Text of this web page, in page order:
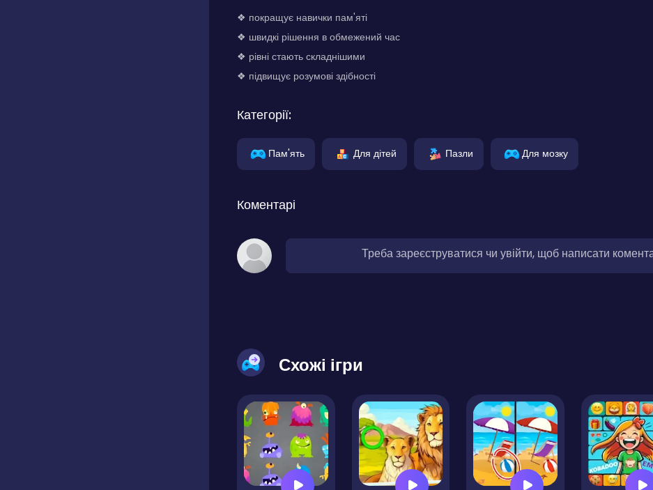
❖ покращує навички пам'яті
❖ швидкі рішення в обмежений час
❖ рівні стають складнішими
❖ підвищує розумові здібності
Категорії:
Пам'ять Для дітей Пазли Для мозку
Коментарі
Треба зареєструватися чи увійти, щоб написати
Схожі ігри